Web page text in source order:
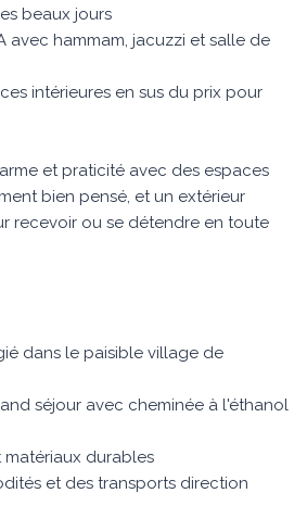
beaux jours
avec hammam, jacuzzi et salle de
intérieures en sus du prix pour
et praticité avec des espaces
bien pensé, et un extérieur
recevoir ou se détendre en toute
dans le paisible village de
séjour avec cheminée à l'éthanol
durables
et des transports direction